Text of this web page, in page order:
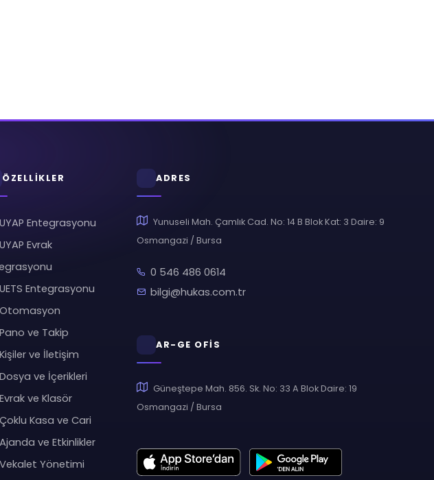
ÖZELLİKLER
UYAP Entegrasyonu
UYAP Evrak
UETS Entegrasyonu
Otomasyon
Pano ve Takip
Kişiler ve İletişim
Dosya ve İçerikleri
Evrak ve Klasör
Çoklu Kasa ve Cari
Ajanda ve Etkinlikler
Vekalet Yönetimi
ADRES
Yunuseli Mah. Çamlık Cad. No: 14 B Blok Kat: 3 Daire: 9
Osmangazi / Bursa
0 546 486 0614
bilgi@hukas.com.tr
AR-GE OFİS
Güneştepe Mah. 856. Sk. No: 33 A Blok Daire: 19
Osmangazi / Bursa